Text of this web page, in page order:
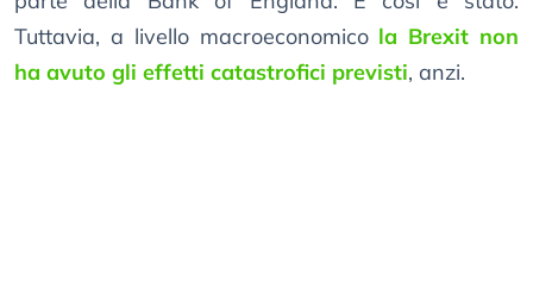
Tuttavia, a livello macroeconomico la Brexit non
ha avuto gli effetti catastrofici previsti, anzi.